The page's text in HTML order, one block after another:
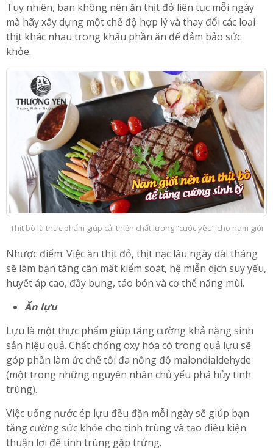
Tuy nhiên, bạn không nên ăn thịt đỏ liên tục mỗi ngày
mà hãy xây dựng một chế độ hợp lý và thay đổi các loại
thịt khác nhau trong khẩu phần ăn để đảm bảo sức
khỏe.
Thịt bò là thực phẩm giúp cải thiện chất lượng “cuộc yêu” cho nam giới
Nhược điểm: Việc ăn thịt đỏ, thịt nạc lâu ngày dài tháng
sẽ làm bạn tăng cân mất kiểm soát, hệ miễn dịch suy yếu,
huyết áp cao, đầy bụng, táo bón và cơ thể nặng mùi.
Ăn lựu
Lựu là một thực phẩm giúp tăng cường khả năng sinh
sản hiệu quả. Chất chống oxy hóa có trong quả lựu sẽ
góp phần làm ức chế tối đa nồng độ malondialdehyde
(một trong những nguyên nhân chủ yếu phá hủy tinh
trùng).
Việc uống nước ép lựu đều đặn mỗi ngày sẽ giúp bạn
tăng cường sức khỏe cho tinh trùng và tạo điều kiện
thuận lợi để tinh trùng gặp trứng.